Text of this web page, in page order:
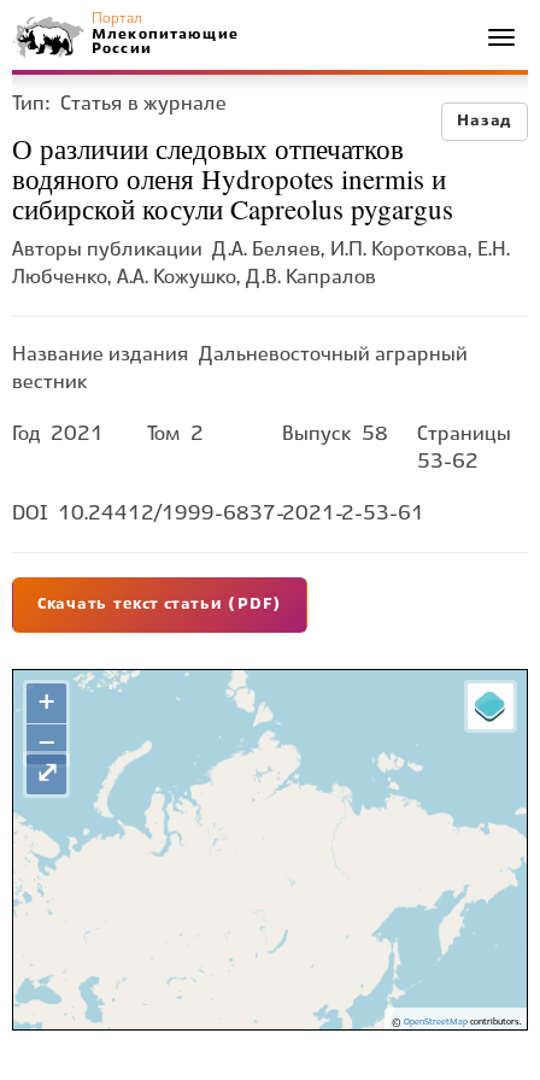
Портал
Млекопитающие
России
Назад
Тип: Статья в журнале
О различии следовых отпечатков
водяного оленя Hydropotes inermis и
сибирской косули Capreolus pygargus
Авторы публикации Д.А. Беляев, И.П. Короткова, Е.Н.
Любченко, А.А. Кожушко, Д.В. Капралов
Название издания
Дальневосточный аграрный
вестник
Год 2021 Том 2 Выпуск 58
Страницы
53-62
DOI 10.24412/1999-6837-2021-2-53-61
Скачать текст статьи (PDF)
+
−
© OpenStreetMapcontributors.
⤢